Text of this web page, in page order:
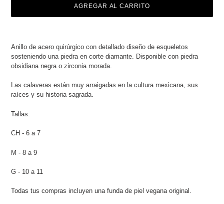
AGREGAR AL CARRITO
producto
a
tu
de
compra
Anillo de acero quirúrgico con detallado diseño de esqueletos
sosteniendo una piedra en corte diamante. Disponible con piedra
obsidiana negra o zirconia morada.
Las calaveras están muy arraigadas en la cultura mexicana, sus
raíces y su historia sagrada.
Tallas:
CH - 6 a 7
M - 8 a 9
G - 10 a 11
Todas tus compras incluyen una funda de piel vegana original.